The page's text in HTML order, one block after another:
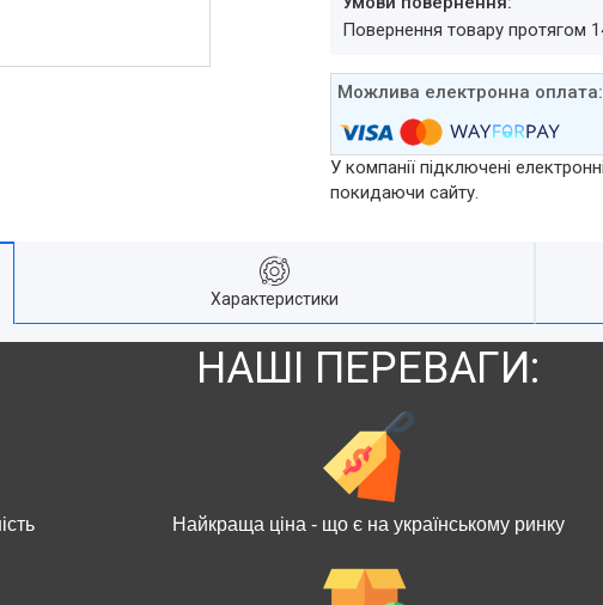
повернення товару протягом
У компанії підключені
покидаючи сайту.
Характеристики
НАШІ ПЕРЕВАГИ:
Найкраща ціна - що є на українському ринку